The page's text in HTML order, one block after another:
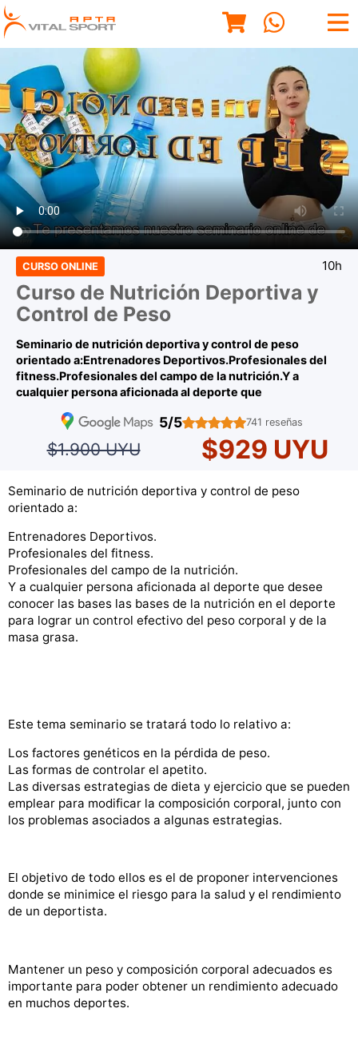
CURSO ONLINE 10h
Curso de Nutrición Deportiva y
Control de Peso
Seminario de nutrición deportiva y control de peso
orientado a:Entrenadores Deportivos.Profesionales del
fitness.Profesionales del campo de la nutrición.Y a
cualquier persona aficionada al deporte que
5/5 741 reseñas
$1.900 UYU $929 UYU
Seminario de nutrición deportiva y control de peso
orientado a:
Entrenadores Deportivos.
Profesionales del fitness.
Profesionales del campo de la nutrición.
Y a cualquier persona aficionada al deporte que desee
conocer las bases las bases de la nutrición en el deporte
para lograr un control efectivo del peso corporal y de la
masa grasa.
Este tema seminario se tratará todo lo relativo a:
Los factores genéticos en la pérdida de peso.
Las formas de controlar el apetito.
Las diversas estrategias de dieta y ejercicio que se pueden
emplear para modificar la composición corporal, junto con
los problemas asociados a algunas estrategias.
El objetivo de todo ellos es el de proponer intervenciones
donde se minimice el riesgo para la salud y el rendimiento
de un deportista.
Mantener un peso y composición corporal adecuados es
importante para poder obtener un rendimiento adecuado
en muchos deportes.